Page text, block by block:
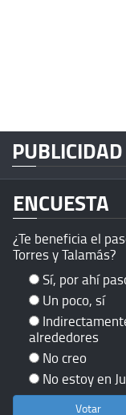
PUBLICIDAD
ENCUESTA
¿Te beneficia el
Torres y Talamás?
Sí, por ahí
Un poco, sí
alrededores
No creo
No estoy en